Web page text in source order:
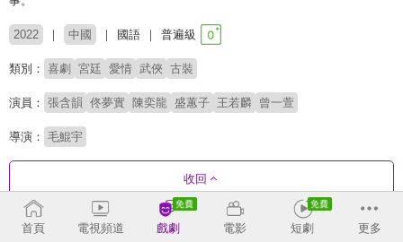
2022 中國 國語 普遍級
類別： 喜劇 宮廷 愛情 武俠 古裝
演員： 張含韻 佟夢實 陳奕龍 盛蕙子 王若麟 曾一萱
導演： 毛鯤宇
收回
劇集列表 正序
首頁 電視頻道 戲劇 電影 短劇 更多